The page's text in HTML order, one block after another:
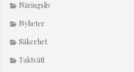
Näringsliv
Nyheter
Säkerhet
Taktvätt